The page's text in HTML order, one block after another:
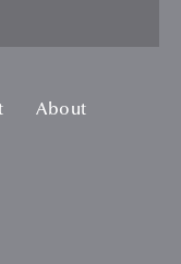
About